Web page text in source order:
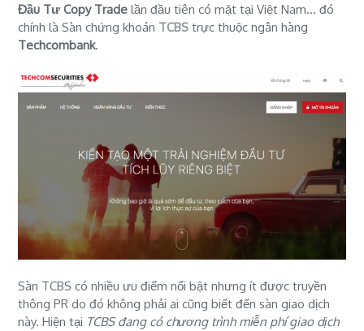
Đầu Tư Copy Trade lần đầu tiên có mặt tại Việt Nam... đó
chính là Sàn chứng khoán TCBS trực thuộc ngân hàng
Techcombank.
Sàn TCBS có nhiều ưu điểm nổi bật nhưng ít được truyền
thông PR do đó không phải ai cũng biết đến sàn giao dịch
này. Hiện tại TCBS đang có chương trình miễn phí giao dịch